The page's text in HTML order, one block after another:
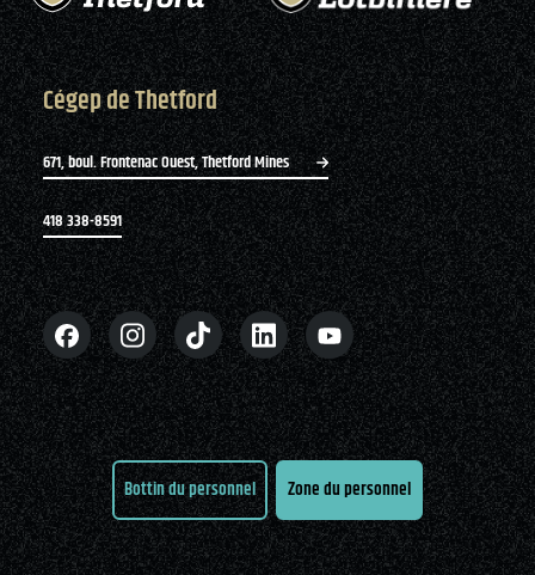
Cégep de Thetford
671, boul. Frontenac Ouest, Thetford Mines
418 338-8591
Bottin du personnel Zone du personnel